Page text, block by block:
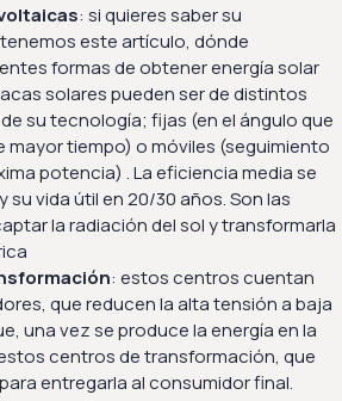
: si quieres saber su
este artículo, dónde
formas de obtener energía solar
solares pueden ser de distintos
su tecnología; fijas (en el ángulo que
mayor tiempo) o móviles (seguimiento
potencia) . La eficiencia media se
su vida útil en 20/30 años. Son las
la radiación del sol y transformarla
: estos centros cuentan
que reducen la alta tensión a baja
una vez se produce la energía en la
centros de transformación, que
entregarla al consumidor final.